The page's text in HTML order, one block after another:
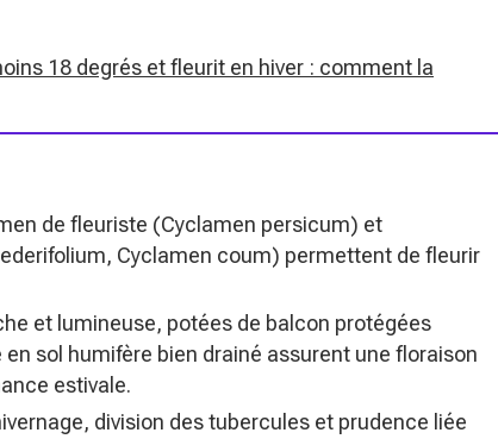
18 degrés et fleurit en hiver : comment la
de fleuriste (Cyclamen persicum) et
Cyclamen coum) permettent de fleurir
et lumineuse, potées de balcon protégées
en sol humifère bien drainé assurent une floraison
estivale.
division des tubercules et prudence liée